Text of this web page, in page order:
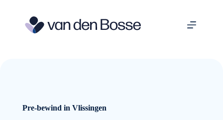
Pre-bewind in Vlissingen